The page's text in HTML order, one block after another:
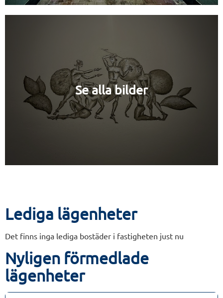
Se alla bilder
Lediga lägenheter
Det finns inga lediga bostäder i fastigheten just nu
Nyligen förmedlade
lägenheter